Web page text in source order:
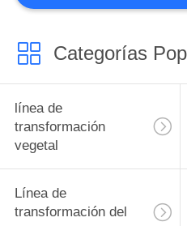
Línea de
fruta
Categorías
línea de
transformación
vegetal
Línea de
transformación del